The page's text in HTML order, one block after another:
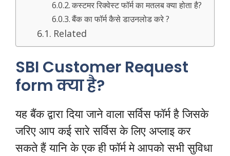
कस्टमर रिक्वेस्ट फॉर्म का मतलब क्या होता है?
बैंक का फॉर्म कैसे डाउनलोड करे ?
Related
SBI Customer Request
form क्या है?
यह बैंक द्वारा दिया जाने वाला सर्विस फॉर्म है जिसके
जरिए आप कई सारे सर्विस के लिए अप्लाइ कर
सकते हैं यानि के एक ही फॉर्म मे आपको सभी सुविधा